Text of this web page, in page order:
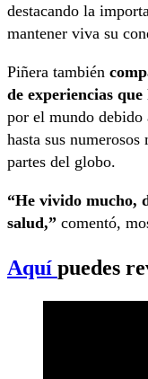
destacando la
mantener viva su
Piñera también
de experiencias
por el mundo debido
hasta sus
partes del globo.
“He vivido mucho,
salud,” comentó,
Aquí puedes